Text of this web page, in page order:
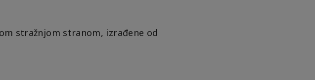
stražnjom stranom, izrađene od